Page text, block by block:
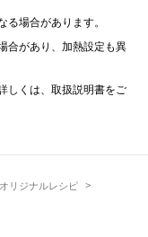
リジナルレシピ
場合があります。
合があり、加熱設定も異
しくは、取扱説明書をご